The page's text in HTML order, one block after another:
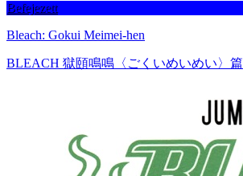
Befejezett
Bleach: Gokui Meimei-hen
BLEACH 獄頤鳴鳴〈ごくいめいめい〉篇